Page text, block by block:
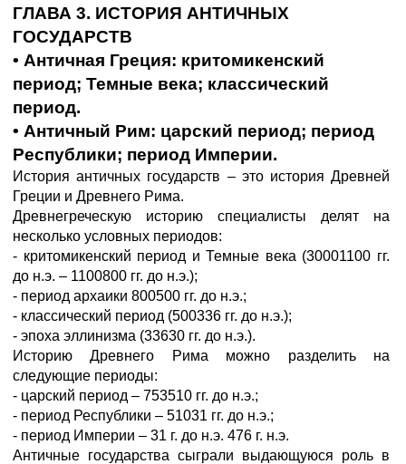
ГЛАВА 3. ИСТОРИЯ АНТИЧНЫХ
ГОСУДАРСТВ
• Античная Греция: критомикенский
период; Темные века; классический
период.
• Античный Рим: царский период; период
Республики; период Империи.
История античных государств – это история Древней
Греции и Древнего Рима.
Древнегреческую историю специалисты делят на
несколько условных периодов:
- критомикенский период и Темные века (30001100 гг.
до н.э. – 1100800 гг. до н.э.);
- период архаики 800500 гг. до н.э.;
- классический период (500336 гг. до н.э.);
- эпоха эллинизма (33630 гг. до н.э.).
Историю Древнего Рима можно разделить на
следующие периоды:
- царский период – 753510 гг. до н.э.;
- период Республики – 51031 гг. до н.э.;
- период Империи – 31 г. до н.э. 476 г. н.э.
Античные государства сыграли выдающуюся роль в